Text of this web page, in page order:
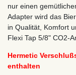
nur einen
Adapter wird das
in Qualität, Komfort
Flexi Tap 5/8" CO2-
Hermetic
enthalten